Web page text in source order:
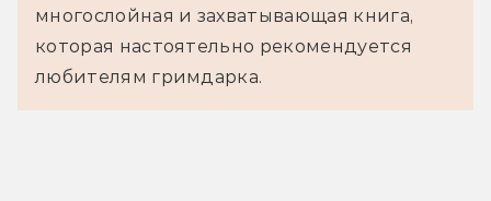
многослойная и захватывающая книга,
которая настоятельно рекомендуется
любителям гримдарка.